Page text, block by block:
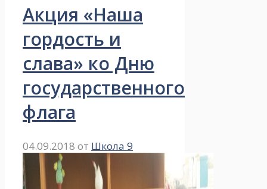
Акция «Наша
гордость и
слава» ко Дню
государственного
флага
04.09.2018 от Школа 9